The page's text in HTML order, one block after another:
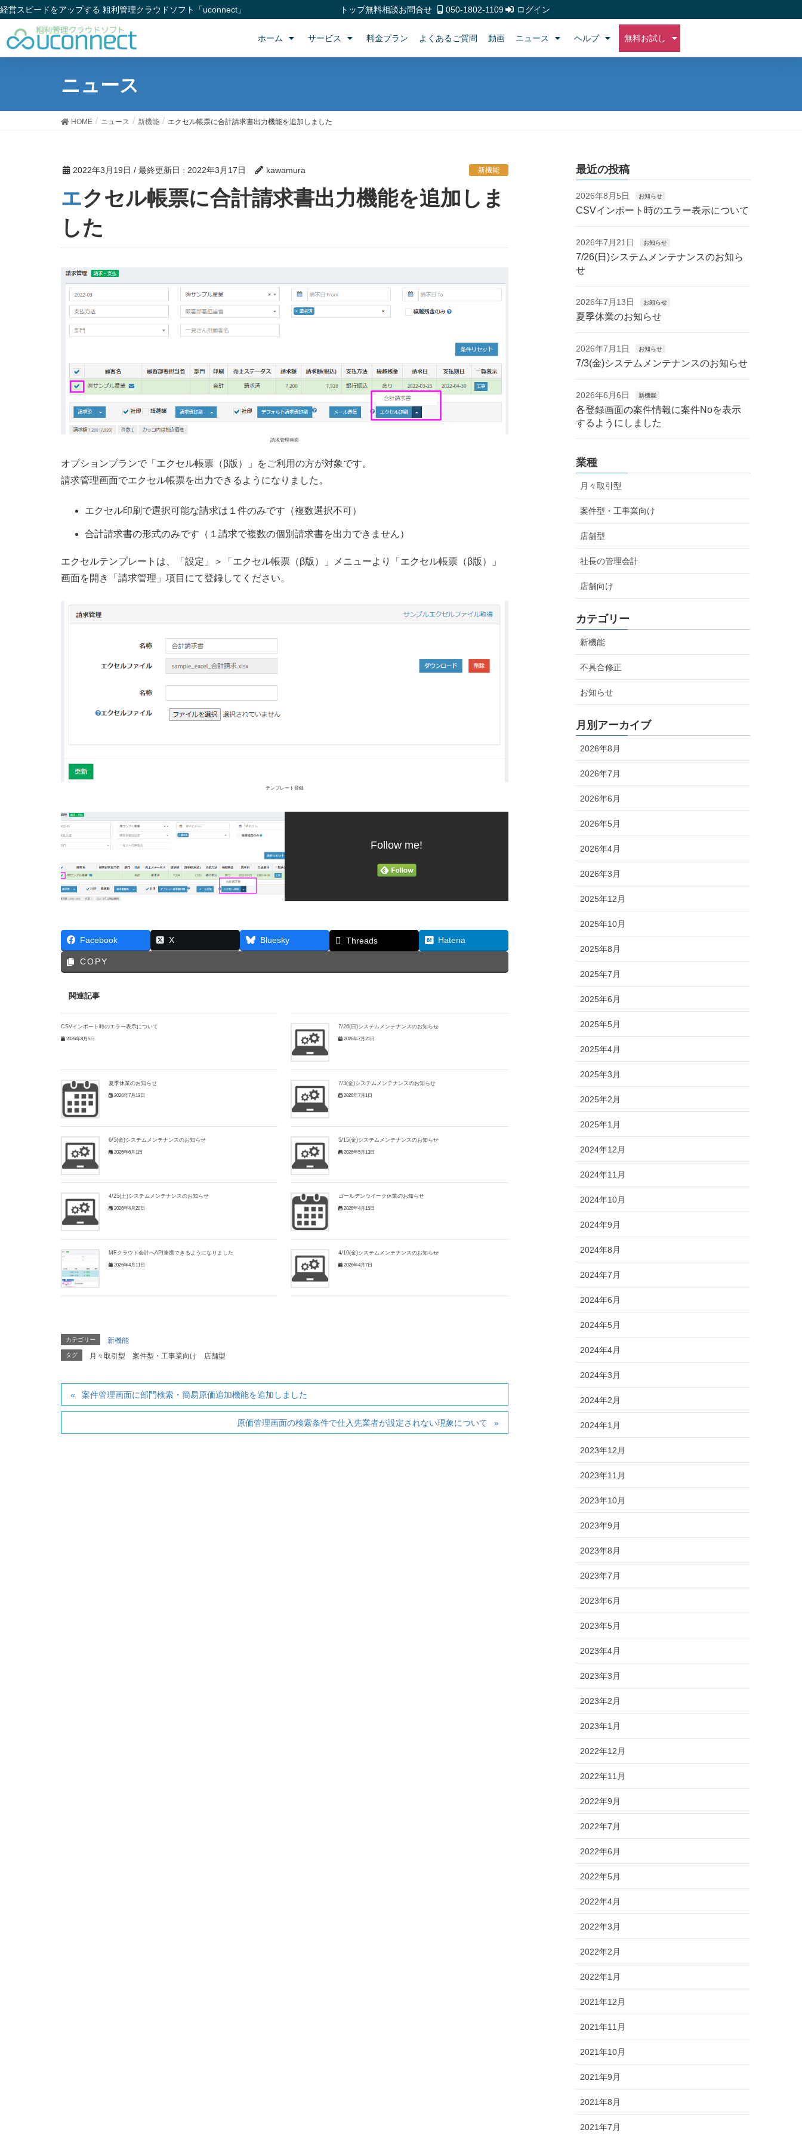
経営スピードをアップする 粗利管理クラウドソフト「uconnect」 トップ無料相談お問合せ 050-1802-1109 ログイン
ホーム サービス 料金プラン よくあるご質問 動画 ニュース ヘルプ 無料お試し
ニュース
HOME ニュース 新機能 エクセル帳票に合計請求書出力機能を追加しました
2022年3月19日 / 最終更新日 : 2022年3月17日 kawamura 新機能
エクセル帳票に合計請求書出力機能を追加しま
した
請求管理画面
オプションプランで「エクセル帳票（β版）」をご利用の方が対象です。
請求管理画面でエクセル帳票を出力できるようになりました。
エクセル印刷で選択可能な請求は１件のみです（複数選択不可）
合計請求書の形式のみです（１請求で複数の個別請求書を出力できません）
エクセルテンプレートは、「設定」＞「エクセル帳票（β版）」メニューより「エクセル帳票（β版）」
画面を開き「請求管理」項目にて登録してください。
テンプレート登録
Follow me!
Facebook X Bluesky Threads Hatena
COPY
関連記事
CSVインポート時のエラー表示について
2026年8月5日
7/26(日)システムメンテナンスのお知らせ
2026年7月21日
夏季休業のお知らせ
2026年7月13日
7/3(金)システムメンテナンスのお知らせ
2026年7月1日
6/5(金)システムメンテナンスのお知らせ
2026年6月1日
5/15(金)システムメンテナンスのお知らせ
2026年5月13日
4/25(土)システムメンテナンスのお知らせ
2026年4月20日
ゴールデンウイーク休業のお知らせ
2026年4月15日
MFクラウド会計へAPI連携できるようになりました
2026年4月11日
4/10(金)システムメンテナンスのお知らせ
2026年4月7日
カテゴリー 新機能
タグ 月々取引型 案件型・工事業向け 店舗型
案件管理画面に部門検索・簡易原価追加機能を追加しました
原価管理画面の検索条件で仕入先業者が設定されない現象について
最近の投稿
2026年8月5日 お知らせ
CSVインポート時のエラー表示について
2026年7月21日 お知らせ
7/26(日)システムメンテナンスのお知ら
せ
2026年7月13日 お知らせ
夏季休業のお知らせ
2026年7月1日 お知らせ
7/3(金)システムメンテナンスのお知らせ
2026年6月6日 新機能
各登録画面の案件情報に案件Noを表示
するようにしました
業種
月々取引型
案件型・工事業向け
店舗型
社長の管理会計
店舗向け
カテゴリー
新機能
不具合修正
お知らせ
月別アーカイブ
2026年8月
2026年7月
2026年6月
2026年5月
2026年4月
2026年3月
2025年12月
2025年10月
2025年8月
2025年7月
2025年6月
2025年5月
2025年4月
2025年3月
2025年2月
2025年1月
2024年12月
2024年11月
2024年10月
2024年9月
2024年8月
2024年7月
2024年6月
2024年5月
2024年4月
2024年3月
2024年2月
2024年1月
2023年12月
2023年11月
2023年10月
2023年9月
2023年8月
2023年7月
2023年6月
2023年5月
2023年4月
2023年3月
2023年2月
2023年1月
2022年12月
2022年11月
2022年9月
2022年7月
2022年6月
2022年5月
2022年4月
2022年3月
2022年2月
2022年1月
2021年12月
2021年11月
2021年10月
2021年9月
2021年8月
2021年7月